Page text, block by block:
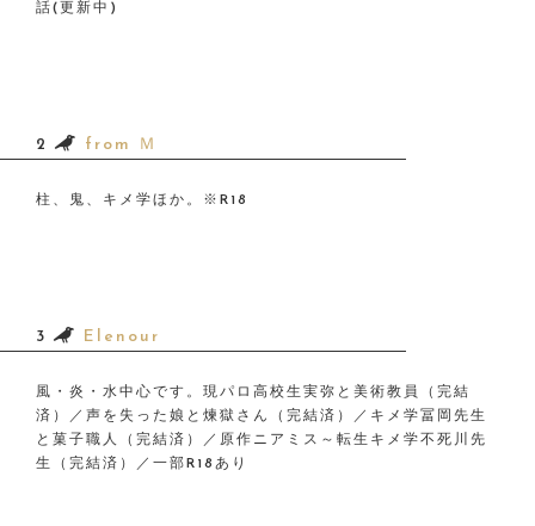
話(更新中)
2 from Ｍ
柱、鬼、キメ学ほか。※R18
3 Elenour
風・炎・水中心です。現パロ高校生実弥と美術教員（完結
済）／声を失った娘と煉獄さん（完結済）／キメ学冨岡先生
と菓子職人（完結済）／原作ニアミス～転生キメ学不死川先
生（完結済）／一部R18あり